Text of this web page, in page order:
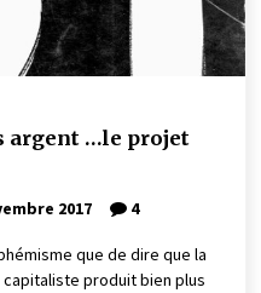
argent …le projet
2017 4
que de dire que la
produit bien plus